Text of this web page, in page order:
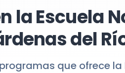
la Escuela
del
que ofrece la